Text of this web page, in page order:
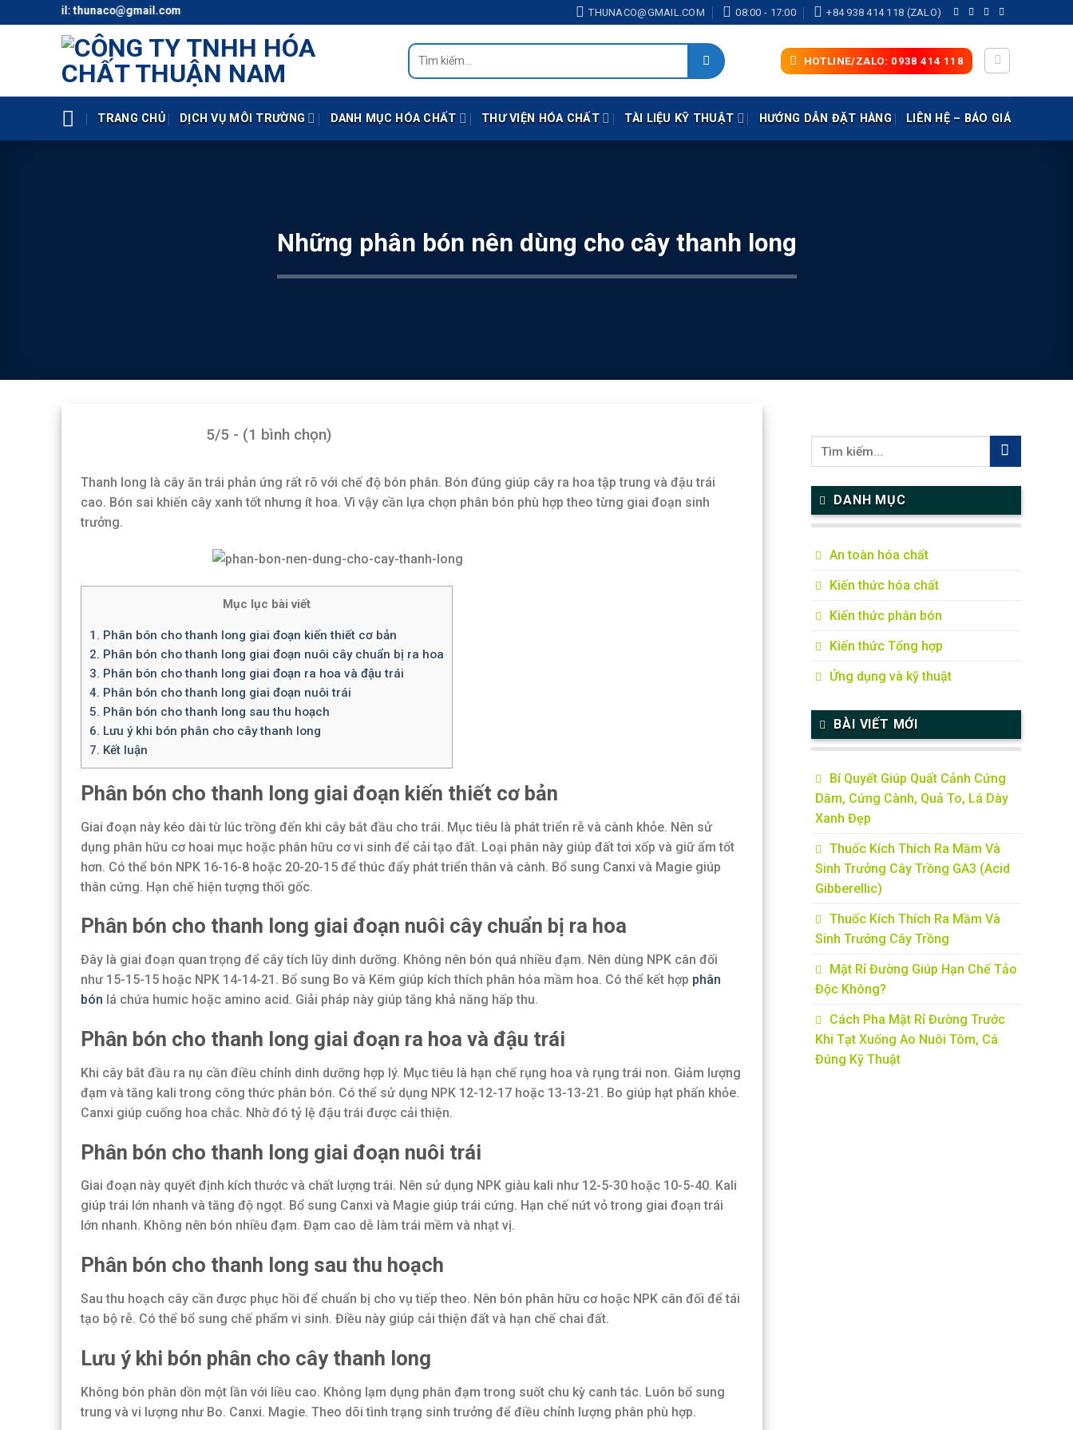
to
- Mail: thunaco@gmail.com THUNACO@GMAIL.COM 08:00 - 17:00 +84 938 414 118 (ZALO)
Tìm
kiếm:
HOTLINE/ZALO: 0938 414 118
TRANG CHỦ DỊCH VỤ MÔI TRƯỜNG DANH MỤC HÓA CHẤT THƯ VIỆN HÓA CHẤT TÀI LIỆU KỸ THUẬT HƯỚNG DẪN ĐẶT HÀNG LIÊN HỆ – BÁO GIÁ
Những phân bón nên dùng cho cây thanh long
5/5 - (1 bình chọn)
Thanh long là cây ăn trái phản ứng rất rõ với chế độ bón phân. Bón đúng giúp cây ra hoa tập trung và đậu trái
cao. Bón sai khiến cây xanh tốt nhưng ít hoa. Vì vậy cần lựa chọn phân bón phù hợp theo từng giai đoạn sinh
trưởng.
Mục lục bài viết
1. Phân bón cho thanh long giai đoạn kiến thiết cơ bản
2. Phân bón cho thanh long giai đoạn nuôi cây chuẩn bị ra hoa
3. Phân bón cho thanh long giai đoạn ra hoa và đậu trái
4. Phân bón cho thanh long giai đoạn nuôi trái
5. Phân bón cho thanh long sau thu hoạch
6. Lưu ý khi bón phân cho cây thanh long
7. Kết luận
Phân bón cho thanh long giai đoạn kiến thiết cơ bản
Giai đoạn này kéo dài từ lúc trồng đến khi cây bắt đầu cho trái. Mục tiêu là phát triển rễ và cành khỏe. Nên sử
dụng phân hữu cơ hoai mục hoặc phân hữu cơ vi sinh để cải tạo đất. Loại phân này giúp đất tơi xốp và giữ ẩm tốt
hơn. Có thể bón NPK 16-16-8 hoặc 20-20-15 để thúc đẩy phát triển thân và cành. Bổ sung Canxi và Magie giúp
thân cứng. Hạn chế hiện tượng thối gốc.
Phân bón cho thanh long giai đoạn nuôi cây chuẩn bị ra hoa
Đây là giai đoạn quan trọng để cây tích lũy dinh dưỡng. Không nên bón quá nhiều đạm. Nên dùng NPK cân đối
như 15-15-15 hoặc NPK 14-14-21. Bổ sung Bo và Kẽm giúp kích thích phân hóa mầm hoa. Có thể kết hợp phân
bón lá chứa humic hoặc amino acid. Giải pháp này giúp tăng khả năng hấp thu.
Phân bón cho thanh long giai đoạn ra hoa và đậu trái
Khi cây bắt đầu ra nụ cần điều chỉnh dinh dưỡng hợp lý. Mục tiêu là hạn chế rụng hoa và rụng trái non. Giảm lượng
đạm và tăng kali trong công thức phân bón. Có thể sử dụng NPK 12-12-17 hoặc 13-13-21. Bo giúp hạt phấn khỏe.
Canxi giúp cuống hoa chắc. Nhờ đó tỷ lệ đậu trái được cải thiện.
Phân bón cho thanh long giai đoạn nuôi trái
Giai đoạn này quyết định kích thước và chất lượng trái. Nên sử dụng NPK giàu kali như 12-5-30 hoặc 10-5-40. Kali
giúp trái lớn nhanh và tăng độ ngọt. Bổ sung Canxi và Magie giúp trái cứng. Hạn chế nứt vỏ trong giai đoạn trái
lớn nhanh. Không nên bón nhiều đạm. Đạm cao dễ làm trái mềm và nhạt vị.
Phân bón cho thanh long sau thu hoạch
Sau thu hoạch cây cần được phục hồi để chuẩn bị cho vụ tiếp theo. Nên bón phân hữu cơ hoặc NPK cân đối để tái
tạo bộ rễ. Có thể bổ sung chế phẩm vi sinh. Điều này giúp cải thiện đất và hạn chế chai đất.
Lưu ý khi bón phân cho cây thanh long
Không bón phân dồn một lần với liều cao. Không lạm dụng phân đạm trong suốt chu kỳ canh tác. Luôn bổ sung
trung và vi lượng như Bo. Canxi. Magie. Theo dõi tình trạng sinh trưởng để điều chỉnh lượng phân phù hợp.
DANH MỤC
An toàn hóa chất
Kiến thức hóa chất
Kiến thức phân bón
Kiến thức Tổng hợp
Ứng dụng và kỹ thuật
BÀI VIẾT MỚI
Bí Quyết Giúp Quất Cảnh Cứng
Dăm, Cứng Cành, Quả To, Lá Dày
Xanh Đẹp
Thuốc Kích Thích Ra Mầm Và
Sinh Trưởng Cây Trồng GA3 (Acid
Gibberellic)
Thuốc Kích Thích Ra Mầm Và
Sinh Trưởng Cây Trồng
Mật Rỉ Đường Giúp Hạn Chế Tảo
Độc Không?
Cách Pha Mật Rỉ Đường Trước
Khi Tạt Xuống Ao Nuôi Tôm, Cá
Đúng Kỹ Thuật